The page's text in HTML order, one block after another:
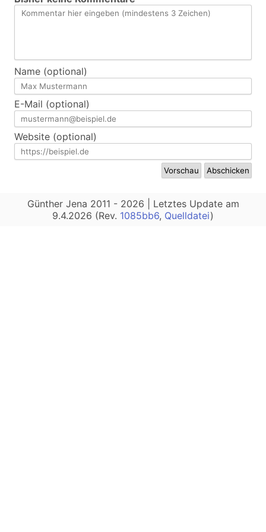
Name (optional)
E-Mail (optional)
Website (optional)
Günther Jena 2011 - 2026 | Letztes Update am
9.4.2026 (Rev. 1085bb6, Quelldatei)